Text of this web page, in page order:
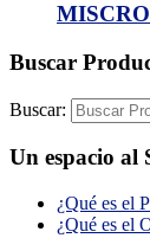
Buscar
Buscar:
Un espacio al
¿Qué es el
¿Qué es el